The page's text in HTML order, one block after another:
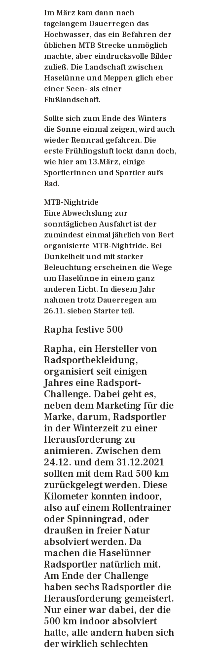
Im März kam dann nach
tagelangem Dauerregen das
Hochwasser, das ein Befahren der
üblichen MTB Strecke unmöglich
machte, aber eindrucksvolle Bilder
zuließ. Die Landschaft zwischen
Haselünne und Meppen glich eher
einer Seen- als einer
Flußlandschaft.
Sollte sich zum Ende des Winters
die Sonne einmal zeigen, wird auch
wieder Rennrad gefahren. Die
erste Frühlingsluft lockt dann doch,
wie hier am 13.März, einige
Sportlerinnen und Sportler aufs
Rad.
MTB-Nightride
Eine Abwechslung zur
sonntäglichen Ausfahrt ist der
zumindest einmal jährlich von Bert
organisierte MTB-Nightride. Bei
Dunkelheit und mit starker
Beleuchtung erscheinen die Wege
um Haselünne in einem ganz
anderen Licht. In diesem Jahr
nahmen trotz Dauerregen am
26.11. sieben Starter teil.
Rapha festive 500
Rapha, ein Hersteller von
Radsportbekleidung,
organisiert seit einigen
Jahres eine Radsport-
Challenge. Dabei geht es,
neben dem Marketing für die
Marke, darum, Radsportler
in der Winterzeit zu einer
Herausforderung zu
animieren. Zwischen dem
24.12. und dem 31.12.2021
sollten mit dem Rad 500 km
zurückgelegt werden. Diese
Kilometer konnten indoor,
also auf einem Rollentrainer
oder Spinningrad, oder
draußen in freier Natur
absolviert werden. Da
machen die Haselünner
Radsportler natürlich mit.
Am Ende der Challenge
haben sechs Radsportler die
Herausforderung gemeistert.
Nur einer war dabei, der die
500 km indoor absolviert
hatte, alle andern haben sich
der wirklich schlechten